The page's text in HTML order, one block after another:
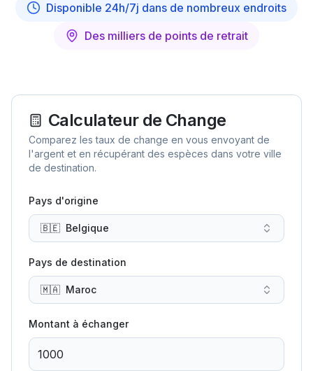
Disponible 24h/7j dans de nombreux endroits
Des milliers de points de retrait
Calculateur de Change
Comparez les taux de change en vous envoyant de
l'argent et en récupérant des espèces dans votre ville
de destination.
Pays d'origine
🇧🇪 Belgique
Pays de destination
🇲🇦 Maroc
Montant à échanger